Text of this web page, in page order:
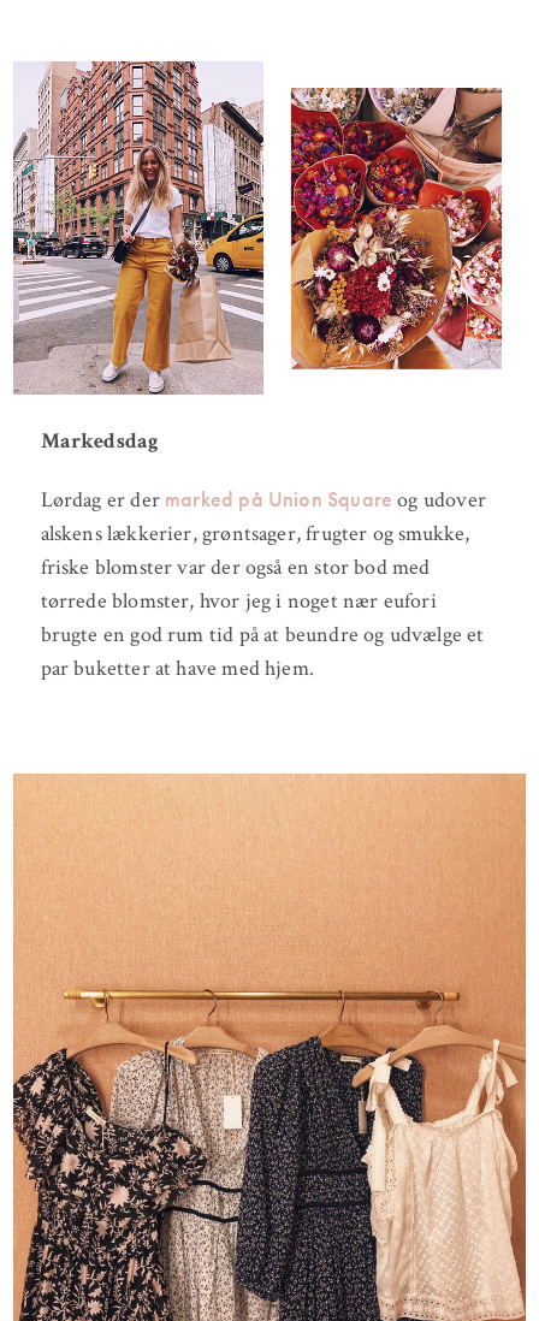
Markedsdag
Lørdag er dermarked på Union Square og udover
alskens lækkerier, grøntsager, frugter og smukke,
friske blomster var der også en stor bod med
tørrede blomster, hvor jeg i noget nær eufori
brugte en god rum tid på at beundre og udvælge et
par buketter at have med hjem.